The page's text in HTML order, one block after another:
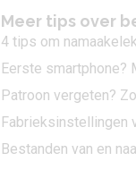
Meer tips over
4 tips om
Eerste
Patroon vergeten?
Fabrieksinstellingen
Bestanden van en